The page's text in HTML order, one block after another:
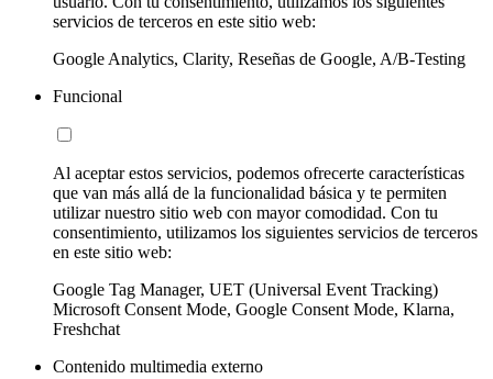
servicios de terceros en este sitio web:
Google Analytics, Clarity, Reseñas de Google, A/B-Testing
Funcional
Al aceptar estos servicios, podemos ofrecerte características
que van más allá de la funcionalidad básica y te permiten
utilizar nuestro sitio web con mayor comodidad. Con tu
consentimiento, utilizamos los siguientes servicios de terceros
en este sitio web:
Google Tag Manager, UET (Universal Event Tracking)
Microsoft Consent Mode, Google Consent Mode, Klarna,
Freshchat
Contenido multimedia externo